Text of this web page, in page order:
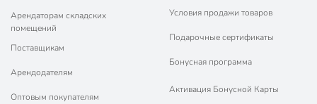
Арендаторам складских
помещений
Поставщикам
Арендодателям
Оптовым покупателям
Условия продажи товаров
Подарочные сертификаты
Бонусная программа
Активация Бонусной Карты